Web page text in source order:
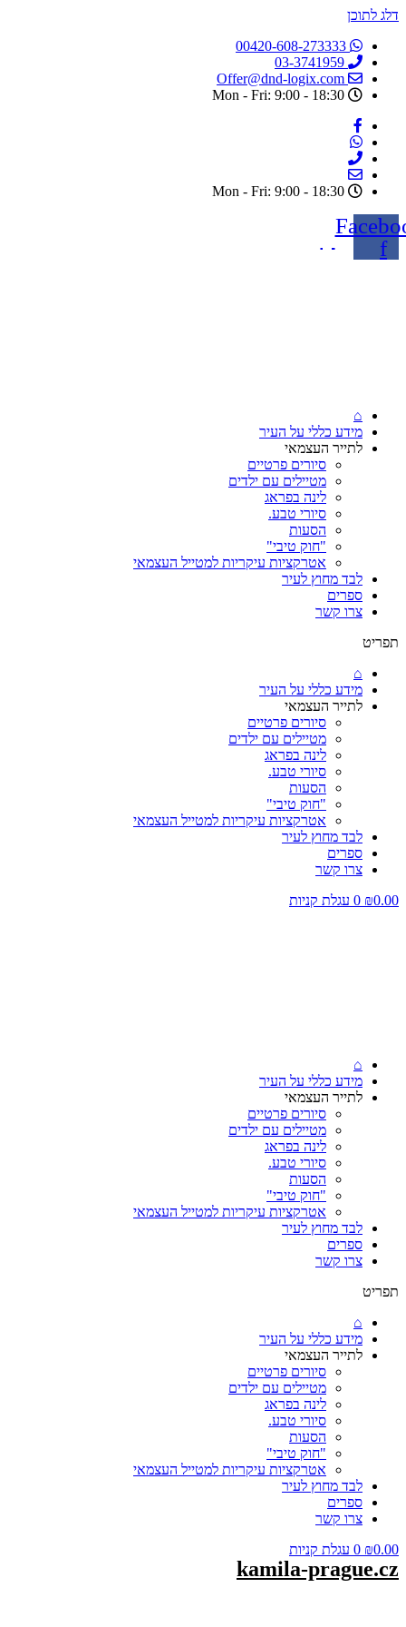
דלג לתוכן
00420-608-273333
03-3741959
Offer@dnd-logix.com
Mon - Fri: 9:00 - 18:30
Mon - Fri: 9:00 - 18:30
f
⌂
מידע כללי על העיר
לתייר העצמאי
סיורים פרטיים
מטיילים עם ילדים
לינה בפראג
סיורי טבע.
הסעות
"חוק טיבי"
אטרקציות עיקריות למטייל העצמאי
לבד מחוץ לעיר
ספרים
צרו קשר
תפריט
⌂
מידע כללי על העיר
לתייר העצמאי
סיורים פרטיים
מטיילים עם ילדים
לינה בפראג
סיורי טבע.
הסעות
"חוק טיבי"
אטרקציות עיקריות למטייל העצמאי
לבד מחוץ לעיר
ספרים
צרו קשר
₪0.00
0 עגלת קניות
⌂
מידע כללי על העיר
לתייר העצמאי
סיורים פרטיים
מטיילים עם ילדים
לינה בפראג
סיורי טבע.
הסעות
"חוק טיבי"
אטרקציות עיקריות למטייל העצמאי
לבד מחוץ לעיר
ספרים
צרו קשר
תפריט
⌂
מידע כללי על העיר
לתייר העצמאי
סיורים פרטיים
מטיילים עם ילדים
לינה בפראג
סיורי טבע.
הסעות
"חוק טיבי"
אטרקציות עיקריות למטייל העצמאי
לבד מחוץ לעיר
ספרים
צרו קשר
₪0.00
0 עגלת קניות
kamila-prague.cz